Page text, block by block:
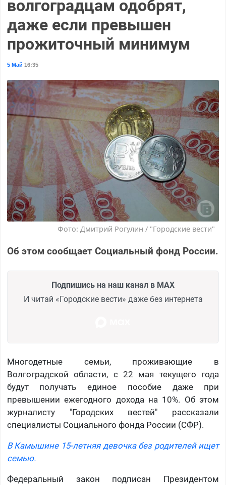
волгоградцам одобрят,
даже если превышен
прожиточный минимум
5 Май 16:35
Фото: Дмитрий Рогулин / "Городские вести"
Об этом сообщает Социальный фонд России.
Подпишись на наш канал в MAX
И читай «Городские вести» даже без интернета
Многодетные семьи, проживающие в
Волгоградской области, с 22 мая текущего года
будут получать единое пособие даже при
превышении ежегодного дохода на 10%. Об этом
журналисту "Городских вестей" рассказали
специалисты Социального фонда России (СФР).
В Камышине 15-летняя девочка без родителей ищет
семью.
Федеральный закон подписан Президентом